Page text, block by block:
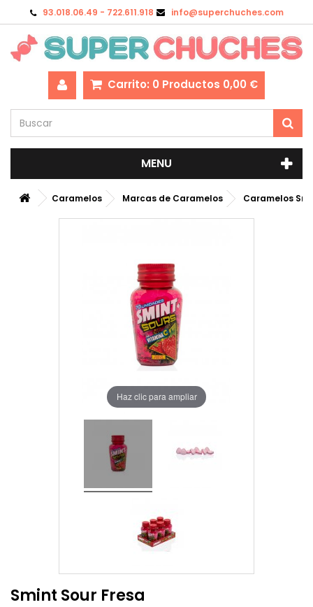
93.018.06.49 - 722.611.918 info@superchuches.com
Carrito: 0 Productos 0,00 €
MENU
Caramelos Marcas de Caramelos Caramelos
Haz clic para ampliar
Smint Sour Fresa